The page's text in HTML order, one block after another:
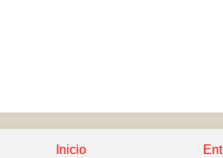
Inicio